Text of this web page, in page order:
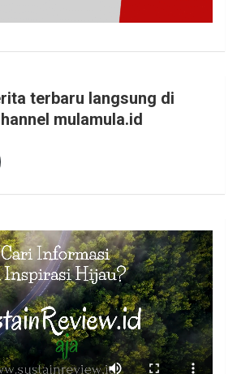
terbaru langsung di
mulamula.id